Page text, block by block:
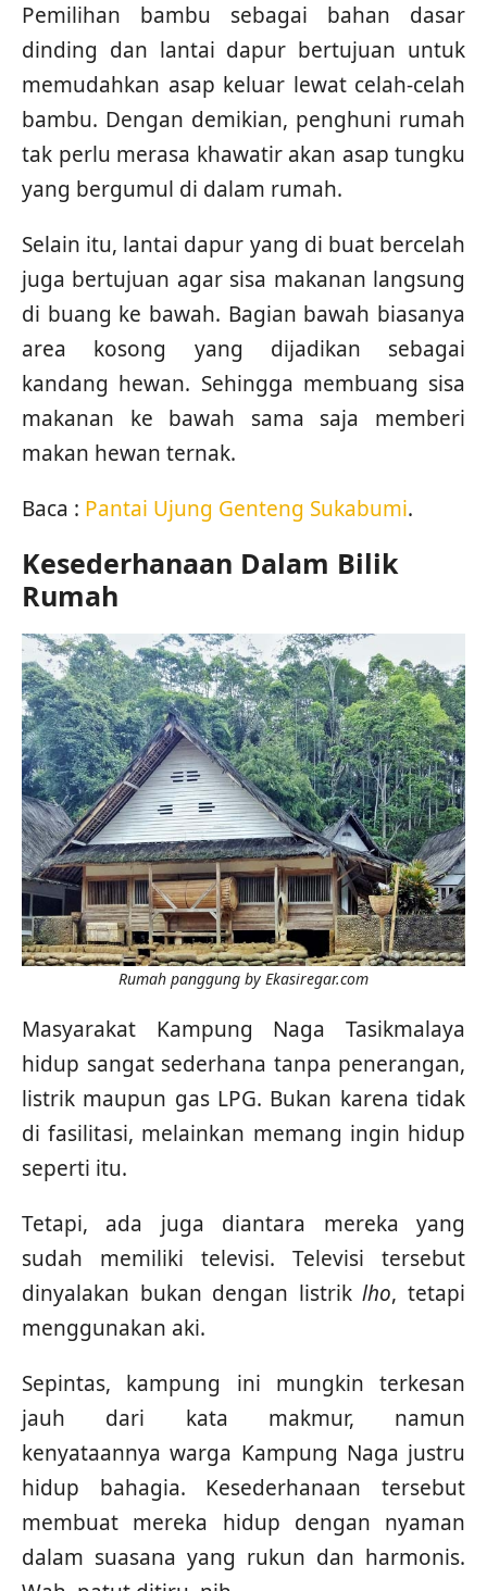
Pemilihan bambu sebagai bahan dasar
dinding dan lantai dapur bertujuan untuk
memudahkan asap keluar lewat celah-celah
bambu. Dengan demikian, penghuni rumah
tak perlu merasa khawatir akan asap tungku
yang bergumul di dalam rumah.
Selain itu, lantai dapur yang di buat bercelah
juga bertujuan agar sisa makanan langsung
di buang ke bawah. Bagian bawah biasanya
area kosong yang dijadikan sebagai
kandang hewan. Sehingga membuang sisa
makanan ke bawah sama saja memberi
makan hewan ternak.
Baca : Pantai Ujung Genteng Sukabumi.
Kesederhanaan Dalam Bilik
Rumah
Rumah panggung by Ekasiregar.com
Masyarakat Kampung Naga Tasikmalaya
hidup sangat sederhana tanpa penerangan,
listrik maupun gas LPG. Bukan karena tidak
di fasilitasi, melainkan memang ingin hidup
seperti itu.
Tetapi, ada juga diantara mereka yang
sudah memiliki televisi. Televisi tersebut
dinyalakan bukan dengan listriklho, tetapi
menggunakan aki.
Sepintas, kampung ini mungkin terkesan
jauh dari kata makmur, namun
kenyataannya warga Kampung Naga justru
hidup bahagia. Kesederhanaan tersebut
membuat mereka hidup dengan nyaman
dalam suasana yang rukun dan harmonis.